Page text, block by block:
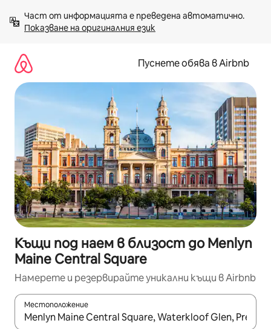
към
съдържанието
Показване на оригиналния език
Пуснете обява в Airbnb
Къщи под наем в близост до Menlyn
Maine Central Square
Намерете и резервирайте уникални къщи в Airbnb
Местоположение
Когато резултатите се покажат, използвайте